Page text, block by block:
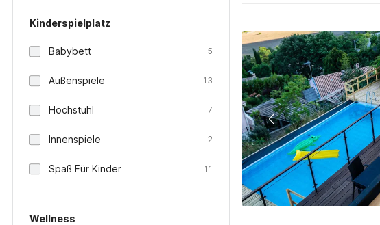
Kinderspielplatz
Babybett 5
Außenspiele 13
Hochstuhl 7
Innenspiele 2
Spaß Für Kinder 11
Wellness